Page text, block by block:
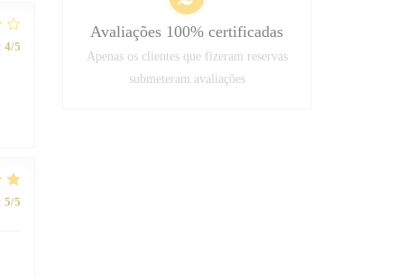
: 4/5
: 5/5
Avaliações 100% certificadas
Apenas os clientes que fizeram reservas
submeteram avaliações